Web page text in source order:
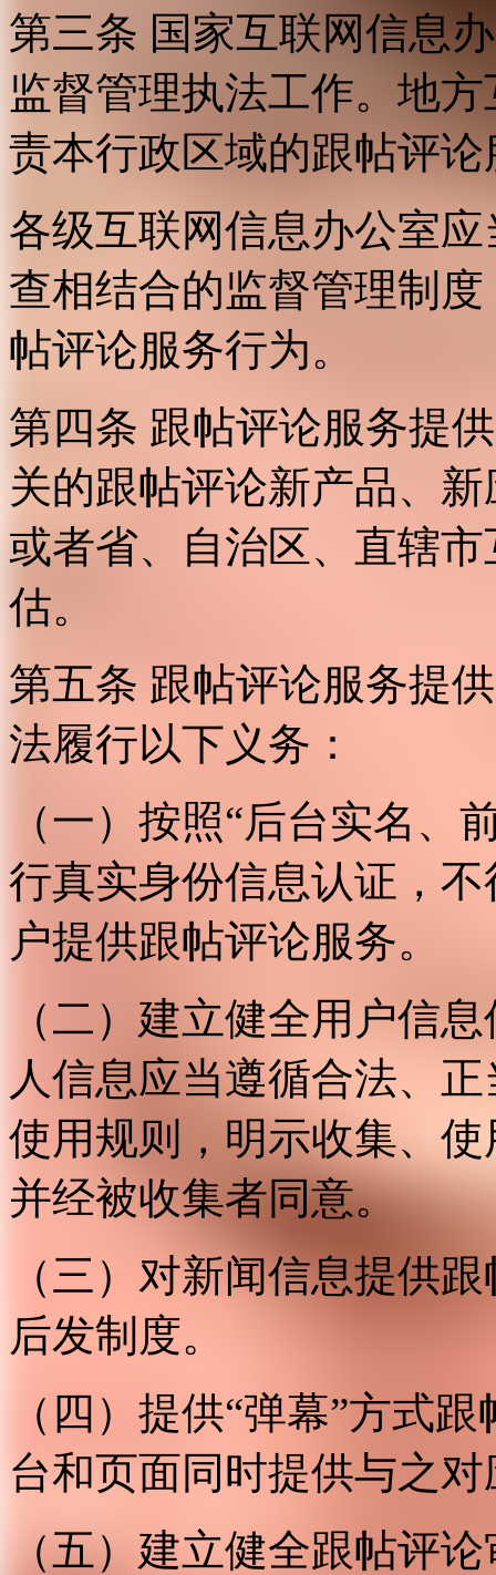
第三条 国家互联网信息
监督管理执法工作。地
责本行政区域的跟帖评
各级互联网信息办公室
查相结合的监督管理制
帖评论服务行为。
第四条 跟帖评论服务提
关的跟帖评论新产品、
或者省、自治区、直辖
估。
第五条 跟帖评论服务提
法履行以下义务：
（一）按照“后台实名、
行真实身份信息认证，
户提供跟帖评论服务。
（二）建立健全用户信
人信息应当遵循合法、
使用规则，明示收集、
并经被收集者同意。
（三）对新闻信息提供
后发制度。
（四）提供“弹幕”方式
台和页面同时提供与之
（五）建立健全跟帖评